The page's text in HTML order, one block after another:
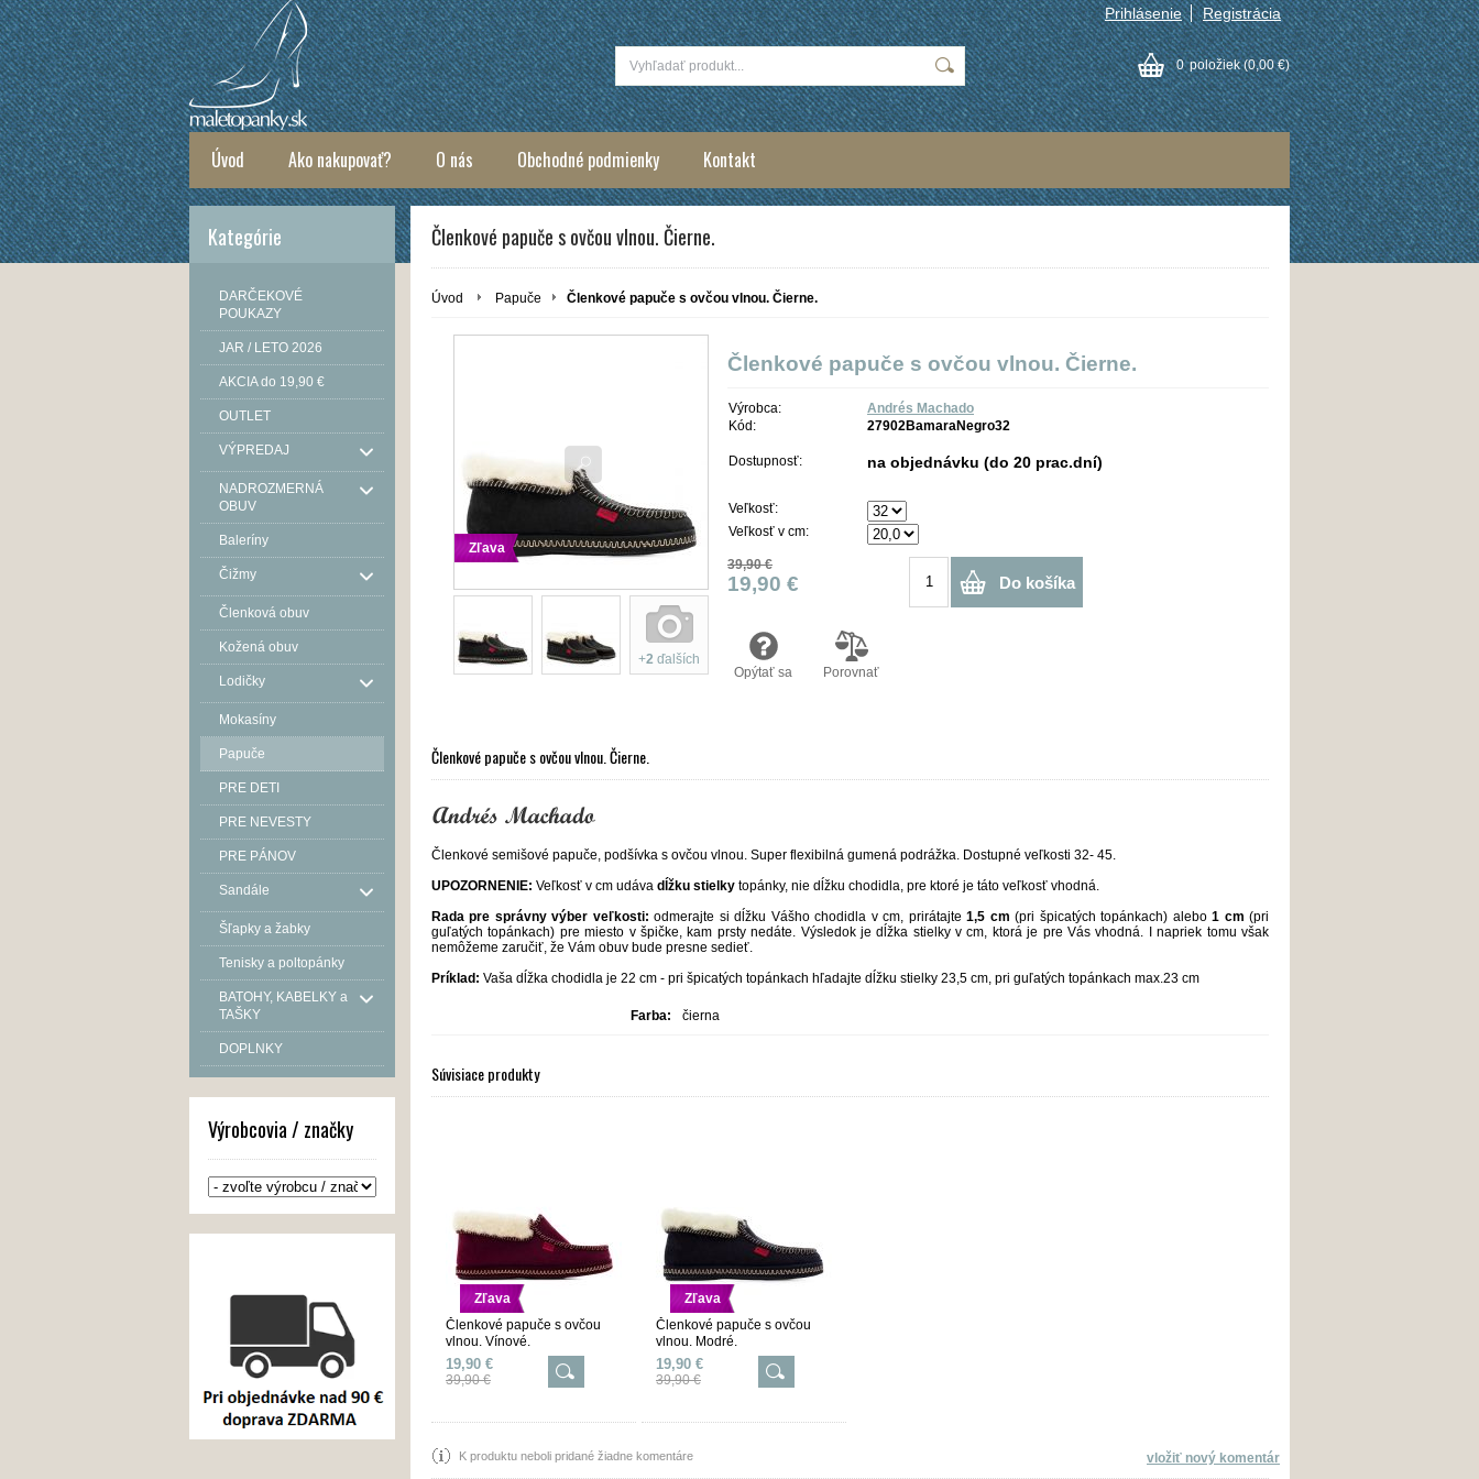
Prihlásenie Registrácia
0 položiek (0,00 €)
Úvod Ako nakupovať? O nás Obchodné podmienky Kontakt
Kategórie
DARČEKOVÉ
POUKAZY
JAR / LETO 2026
AKCIA do 19,90 €
OUTLET
VÝPREDAJ
NADROZMERNÁ
OBUV
Baleríny
Čižmy
Členková obuv
Kožená obuv
Lodičky
Mokasíny
Papuče
PRE DETI
PRE NEVESTY
PRE PÁNOV
Sandále
Šľapky a žabky
Tenisky a poltopánky
BATOHY, KABELKY a
TAŠKY
DOPLNKY
Výrobcovia / značky
Členkové papuče s ovčou vlnou. Čierne.
Úvod Papuče Členkové papuče s ovčou vlnou. Čierne.
Zľava
+2 ďalších
Členkové papuče s ovčou vlnou. Čierne.
Výrobca:
Andrés Machado
Kód:
27902BamaraNegro32
Dostupnosť: na objednávku (do 20 prac.dní)
Veľkosť:
Veľkosť v cm:
39,90 €
19,90 € Do košíka
Opýtať sa Porovnať
Členkové papuče s ovčou vlnou. Čierne.
Členkové semišové papuče, podšívka s ovčou vlnou. Super flexibilná gumená podrážka. Dostupné veľkosti 32- 45.
UPOZORNENIE: Veľkosť v cm udáva dĺžku stielky topánky, nie dĺžku chodidla, pre ktoré je táto veľkosť vhodná.
Rada pre správny výber veľkosti: odmerajte si dĺžku Vášho chodidla v cm, prirátajte1,5 cm (pri špicatých topánkach) alebo1 cm (pri
guľatých topánkach) pre miesto v špičke, kam prsty nedáte. Výsledok je dĺžka stielky v cm, ktorá je pre Vás vhodná. I napriek tomu však
nemôžeme zaručiť, že Vám obuv bude presne sedieť.
Príklad: Vaša dĺžka chodidla je 22 cm - pri špicatých topánkach hľadajte dĺžku stielky 23,5 cm, pri guľatých topánkach max.23 cm
Farba: čierna
Súvisiace produkty
Zľava
Členkové papuče s ovčou
vlnou. Vínové.
19,90 €
39,90 €
Zľava
Členkové papuče s ovčou
vlnou. Modré.
19,90 €
39,90 €
K produktu neboli pridané žiadne komentáre vložiť nový komentár